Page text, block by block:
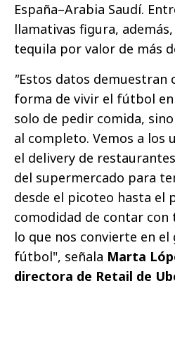
España–Arabia Saudí.
llamativas figura,
tequila por valor de más
"Estos datos demuestran
forma de vivir el fútbol en
solo de pedir comida,
al completo. Vemos a los
el delivery de
del supermercado para
desde el picoteo hasta el
comodidad de contar con
lo que nos convierte en el
fútbol", señala Marta
directora de Retail de